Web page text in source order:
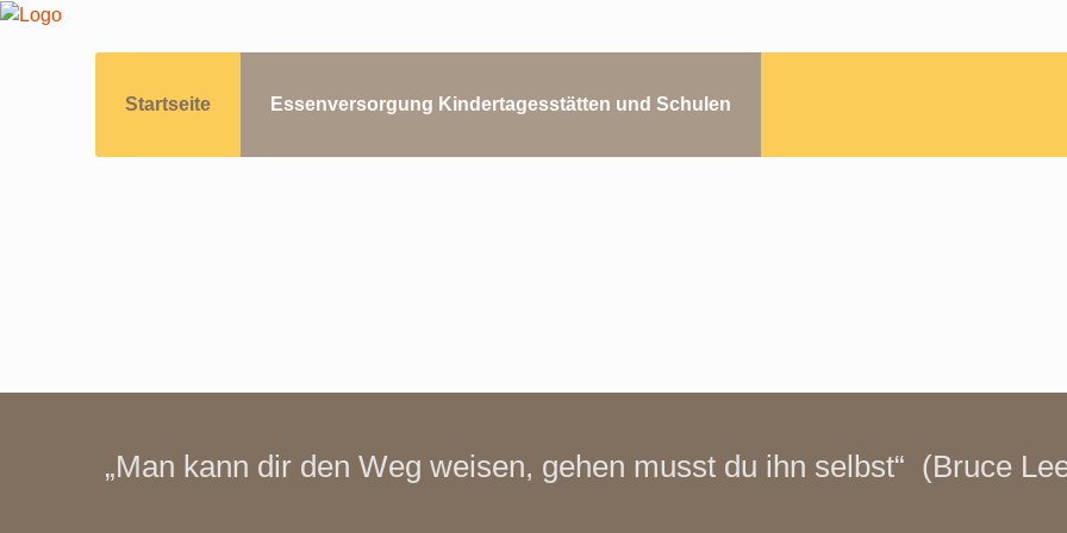
Startseite Essenversorgung Kindertagesstätten und Schulen
„Man kann dir den Weg weisen, gehen musst du ihn selbst“ (Bruce